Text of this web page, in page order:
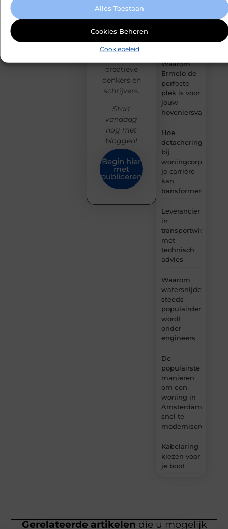
Alles Toestaan
Cookies Beheren
Cookiebeleid
actief leven
Waarom
Ermelo de
perfecte
plek is voor
jouw
Hoe
detachering
bij
woningcorporaties
je carrière
kan
transformeren
Leverancier
in
transportwielen
met
technisch
advies
Waarom
watersnijden
steeds
populairder
wordt
onder
engineers
De
populairste
manieren
om een
woning in
Amsterdam
snel te
moderniseren
Kabelaring
kiezen voor
je boot
publiek en
bij een
community
creatieve
denkers en
schrijvers.
Start
vandaag
nog met
bloggen!
Begin hier
met
publiceren
Gerelateerde artikelen die u mogelijk